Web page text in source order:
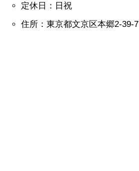
定休日：日祝
住所：東京都文京区本郷2-39-7